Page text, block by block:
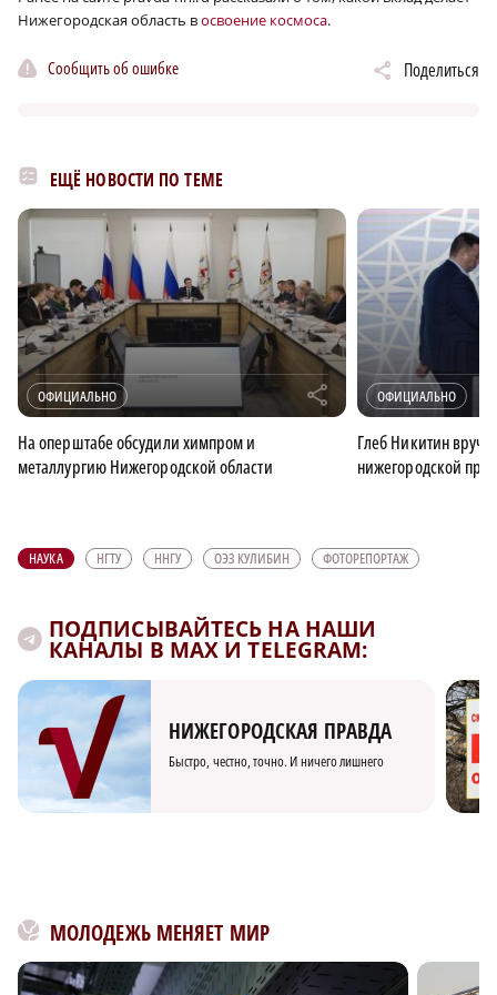
Нижегородская область восвоение космоса.
Сообщить об ошибке Поделиться
ЕЩЁ НОВОСТИ ПО ТЕМЕ
ОФИЦИАЛЬНО r
На оперштабе обсудили химпром и
металлургию Нижегородской области
ОФИЦИАЛЬНО
Глеб Никитин
нижегородской
НАУКА НГТУ ННГУ ОЭЗ КУЛИБИН ФОТОРЕПОРТАЖ
ПОДПИСЫВАЙТЕСЬ НА НАШИ
КАНАЛЫ В MAX И TELEGRAM:
НИЖЕГОРОДСКАЯ ПРАВДА
Быстро, честно, точно. И ничего лишнего
МОЛОДЕЖЬ МЕНЯЕТ МИР